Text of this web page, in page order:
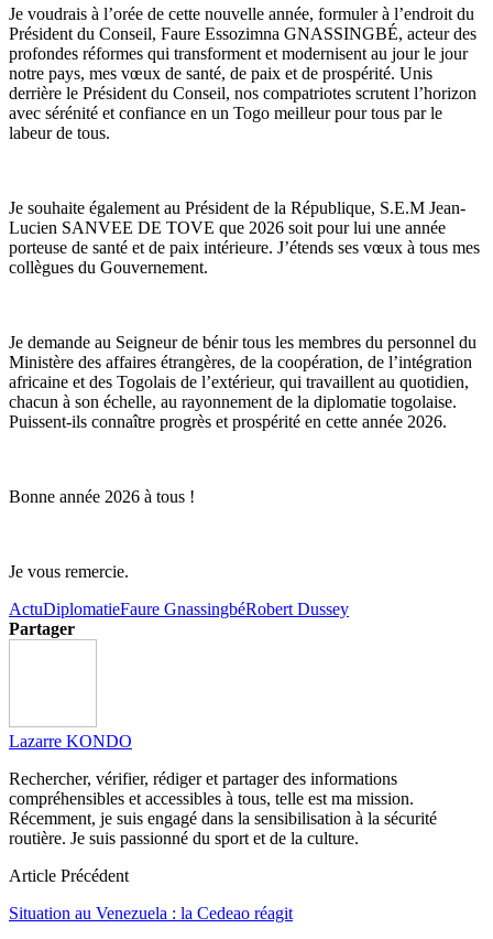
Je voudrais à l’orée de cette nouvelle année, formuler à l’endroit du
Président du Conseil, Faure Essozimna GNASSINGBÉ, acteur des
profondes réformes qui transforment et modernisent au jour le jour
notre pays, mes vœux de santé, de paix et de prospérité. Unis
derrière le Président du Conseil, nos compatriotes scrutent l’horizon
avec sérénité et confiance en un Togo meilleur pour tous par le
labeur de tous.
Je souhaite également au Président de la République, S.E.M Jean-
Lucien SANVEE DE TOVE que 2026 soit pour lui une année
porteuse de santé et de paix intérieure. J’étends ses vœux à tous mes
collègues du Gouvernement.
Je demande au Seigneur de bénir tous les membres du personnel du
Ministère des affaires étrangères, de la coopération, de l’intégration
africaine et des Togolais de l’extérieur, qui travaillent au quotidien,
chacun à son échelle, au rayonnement de la diplomatie togolaise.
Puissent-ils connaître progrès et prospérité en cette année 2026.
Bonne année 2026 à tous !
Je vous remercie.
ActuDiplomatieFaure GnassingbéRobert Dussey
Partager
Lazarre KONDO
Rechercher, vérifier, rédiger et partager des informations
compréhensibles et accessibles à tous, telle est ma mission.
Récemment, je suis engagé dans la sensibilisation à la sécurité
routière. Je suis passionné du sport et de la culture.
Article Précédent
Situation au Venezuela : la Cedeao réagit